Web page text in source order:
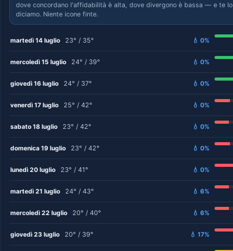
dove concordano l'affidabilità è alta, dove divergono è bassa — e te lo
diciamo. Niente icone finte.
martedì 14 luglio 23° / 35° 💧 0%
mercoledì 15 luglio 24° / 39° 💧 0%
giovedì 16 luglio 24° / 37° 💧 0%
venerdì 17 luglio 25° / 42° 💧 0%
sabato 18 luglio 23° / 42° 💧 0%
domenica 19 luglio 23° / 42° 💧 0%
lunedì 20 luglio 23° / 41° 💧 0%
martedì 21 luglio 24° / 43° 💧 6%
mercoledì 22 luglio 20° / 40° 💧 6%
giovedì 23 luglio 20° / 39° 💧 17%